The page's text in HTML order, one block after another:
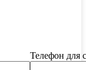
Телефон для